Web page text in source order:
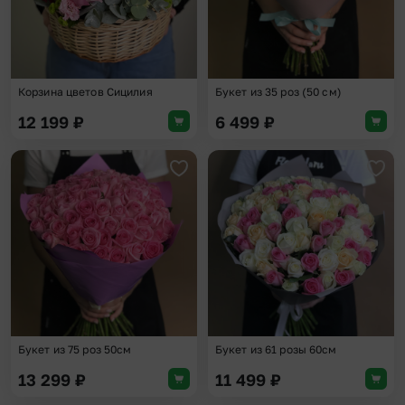
Корзина цветов Сицилия
12 199 ₽
Букет из 35 роз (50 см)
6 499 ₽
Добавить в избранное
Букет из 75 роз 50см
13 299 ₽
Букет из 61 розы 60см
11 499 ₽